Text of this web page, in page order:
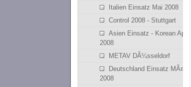
Italien Einsatz Mai 2008
Control 2008 - Stuttgart
Asien Einsatz - Korean April
2008
METAV DÃ¼sseldorf
Deutschland Einsatz MÃ¤rz
2008